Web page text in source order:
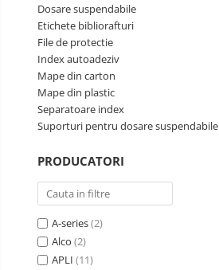
Lipici si alti adezivi
Perforatoare de birou si
profesionale
Pioneze si ace cu gamalie
Stampile, tusuri si tusiere
Suporturi pentru articole de birou
reviste, cataloage
Tavite pentru documente
Organizare si arhivare
Accesorii pentru arhivare
Bibliorafturi
Dosare suspendabile
Etichete bibliorafturi
File de protectie
Index autoadeziv
Mape din carton
Mape din plastic
Separatoare index
Suporturi pentru dosare suspendabile
PRODUCATORI
A-series(2)
Alco (2)
APLI (11)